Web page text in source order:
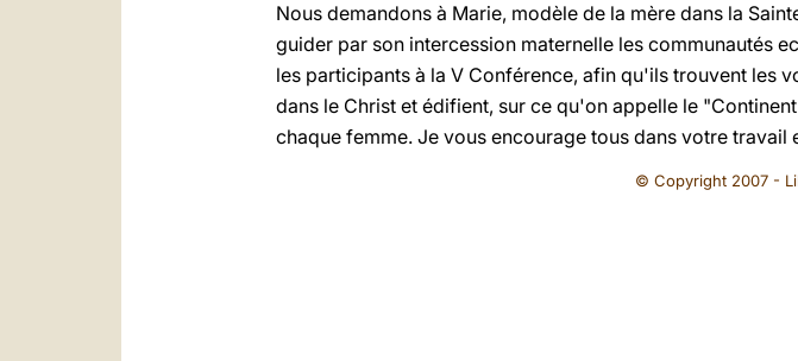
Nous demandons à Marie, modèle de la mère dans la
guider par son intercession maternelle les communautés
les participants à la V Conférence, afin qu'ils trouvent les
dans le Christ et édifient, sur ce qu'on appelle le
chaque femme. Je vous encourage tous dans votre
© Copyright 2007 -